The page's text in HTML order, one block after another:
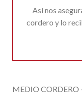
Así nos
cordero y lo
MEDIO CORDERO